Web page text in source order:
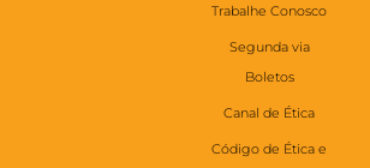
Trabalhe Conosco
Segunda via
Boletos
Canal de Ética
Código de Ética e